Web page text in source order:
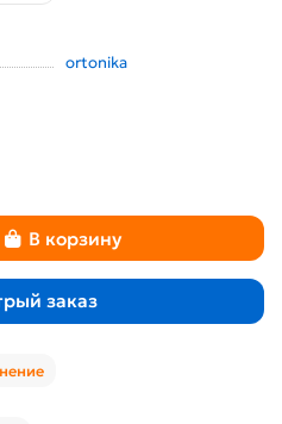
ortonika
В корзину
заказ